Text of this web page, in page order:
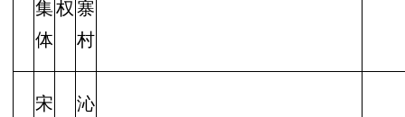
集
体
权 寨
村
宋
沁